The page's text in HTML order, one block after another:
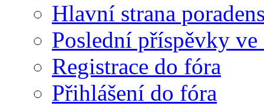
Hlavní strana
Poslední příspěvky
Registrace do fóra
Přihlášení do fóra